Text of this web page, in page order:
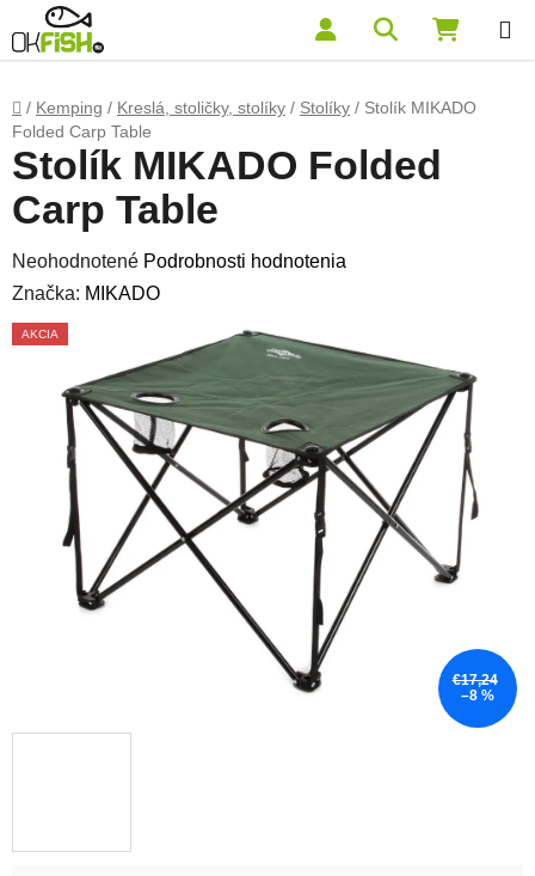
Prejsť na obsah Hľadať
Domov
/ Kemping / Kreslá, stoličky, stolíky / Stolíky / Stolík MIKADO
Folded Carp Table
Stolík MIKADO Folded
Carp Table
Priemerné hodnotenie produktu je 0,0 z 5 hviezdičiek.
Neohodnotené Podrobnosti hodnotenia
Značka: MIKADO
AKCIA
€17,24
–8 %